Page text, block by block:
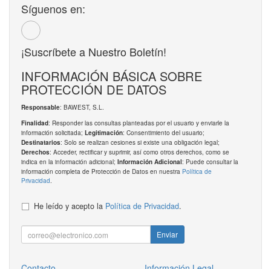
Síguenos en:
¡Suscríbete a Nuestro Boletín!
INFORMACIÓN BÁSICA SOBRE
PROTECCIÓN DE DATOS
Responsable: BAWEST, S.L.
Finalidad: Responder las consultas planteadas por el usuario y enviarle la
información solicitada; Legitimación: Consentimiento del usuario;
Destinatarios: Solo se realizan cesiones si existe una obligación legal;
Derechos: Acceder, rectificar y suprimir, así como otros derechos, como se
indica en la información adicional; Información Adicional: Puede consultar la
información completa de Protección de Datos en nuestra Política de
Privacidad.
He leído y acepto la Política de Privacidad.
Enviar